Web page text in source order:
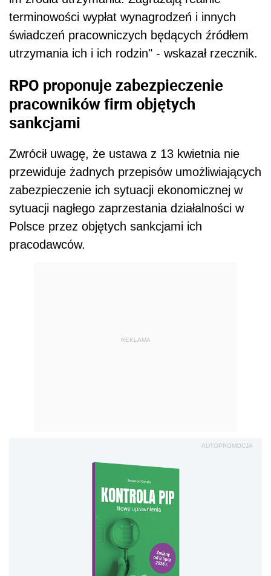
terminowości wypłat wynagrodzeń i innych
świadczeń pracowniczych będących źródłem
utrzymania ich i ich rodzin" - wskazał rzecznik.
RPO proponuje zabezpieczenie
pracowników firm objętych
sankcjami
Zwrócił uwagę, że ustawa z 13 kwietnia nie
przewiduje żadnych przepisów umożliwiających
zabezpieczenie ich sytuacji ekonomicznej w
sytuacji nagłego zaprzestania działalności w
Polsce przez objętych sankcjami ich
pracodawców.
REKLAMA
AUTOPROMOCJA